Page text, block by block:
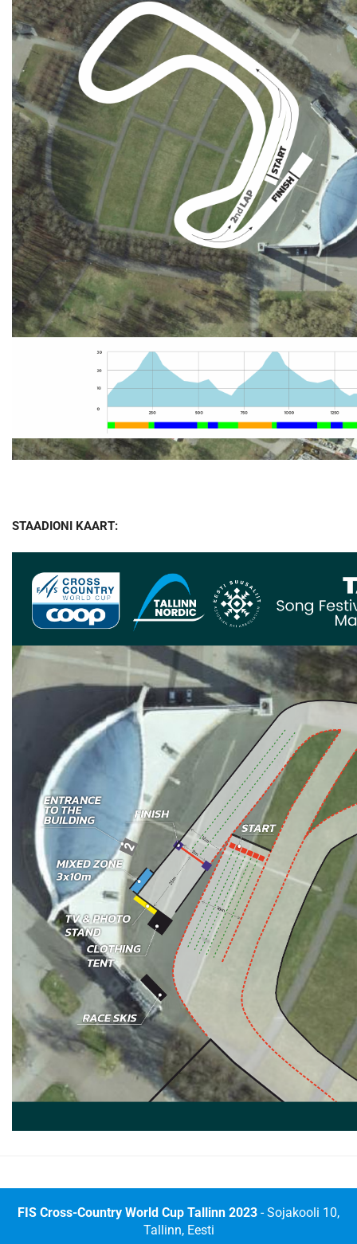
STAADIONI KAART:
FIS Cross-Country World Cup Tallinn 2023 - Sojakooli 10,
Tallinn, Eesti